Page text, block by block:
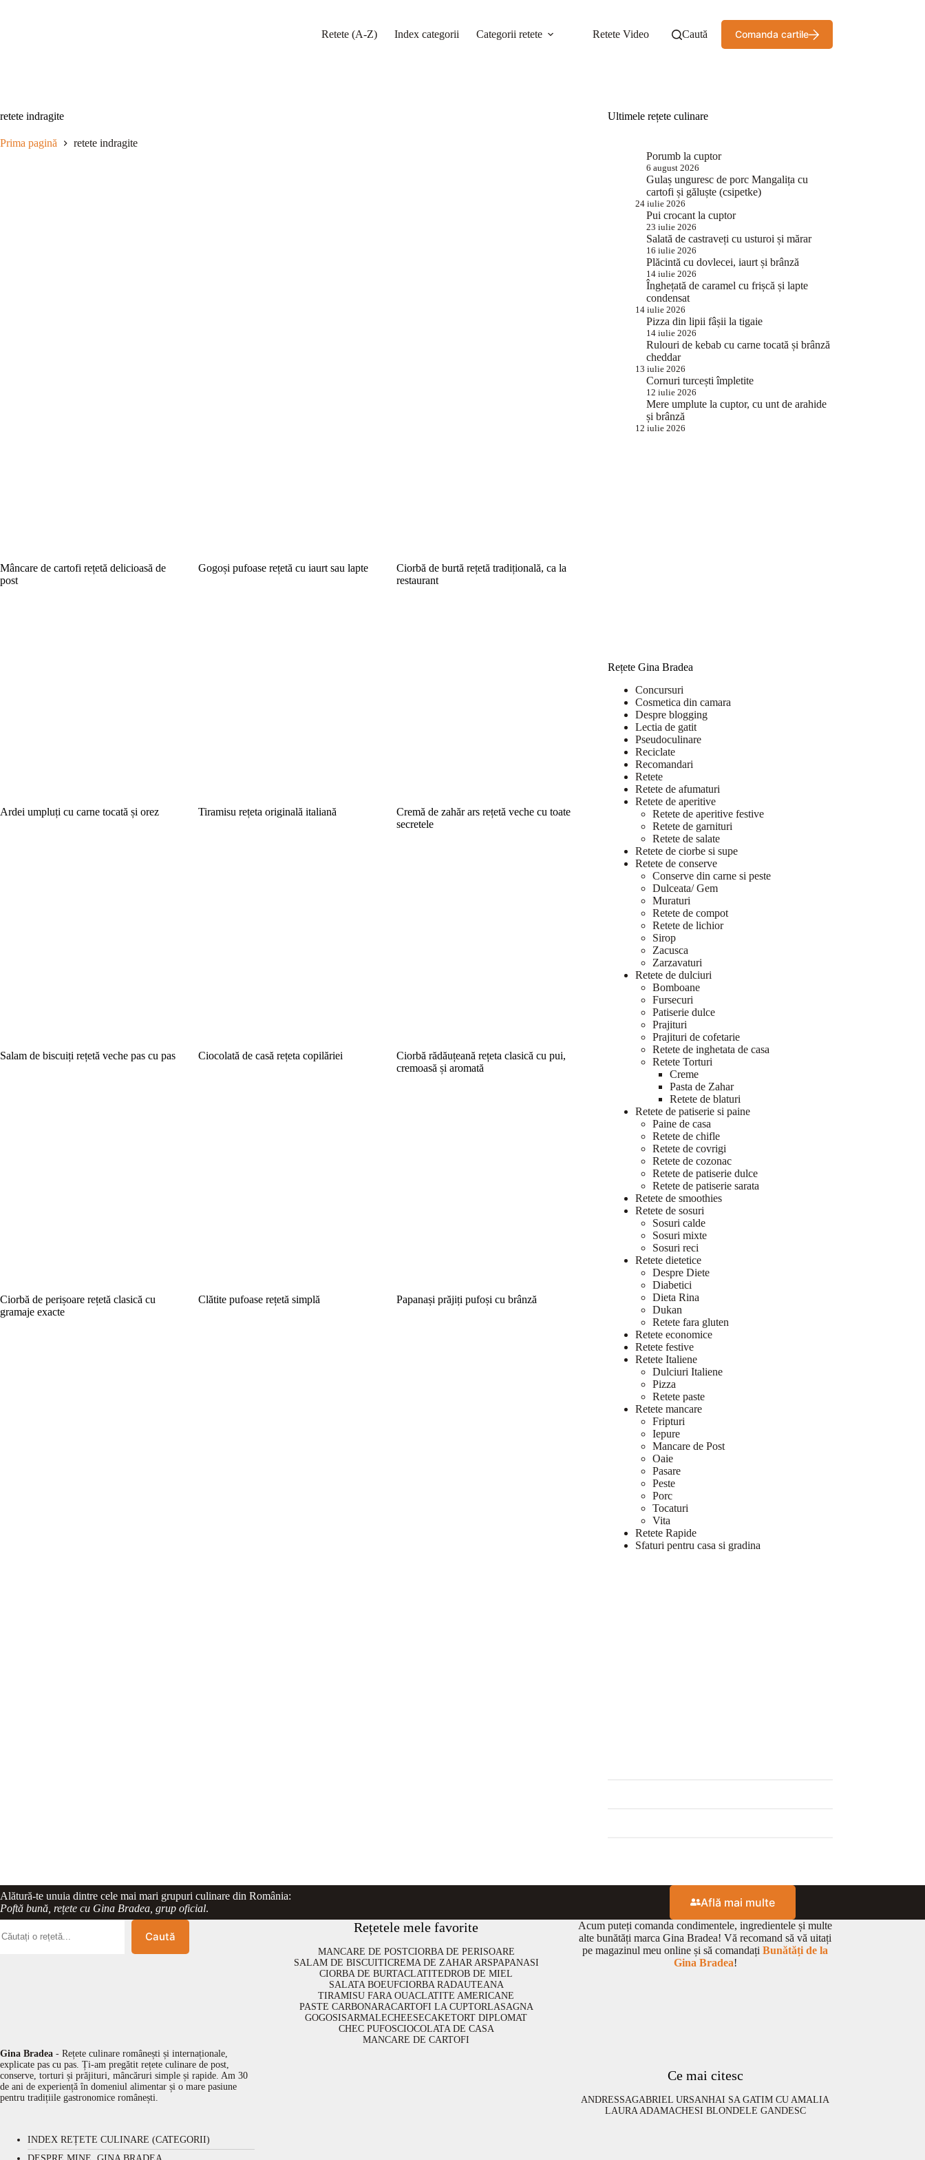
Retete (A-Z) Index categorii Categorii retete Retete Video Caută Comanda cartile
retete indragite
Prima pagină retete indragite
Mâncare de cartofi rețetă delicioasă de
post
Gogoși pufoase rețetă cu iaurt sau lapte
Ciorbă de burtă rețetă tradițională, ca la
restaurant
Ardei umpluți cu carne tocată și orez Tiramisu rețeta originală italiană
Cremă de zahăr ars rețetă veche cu toate
secretele
Salam de biscuiți rețetă veche pas cu pas Ciocolată de casă rețeta copilăriei
Ciorbă rădăuțeană rețeta clasică cu pui,
cremoasă și aromată
Ciorbă de perișoare rețetă clasică cu
gramaje exacte
Clătite pufoase rețetă simplă Papanași prăjiți pufoși cu brânză
Ultimele rețete culinare
Porumb la cuptor
6 august 2026
Gulaș unguresc de porc Mangalița cu
cartofi și găluște (csipetke)
24 iulie 2026
Pui crocant la cuptor
23 iulie 2026
Salată de castraveți cu usturoi și mărar
16 iulie 2026
Plăcintă cu dovlecei, iaurt și brânză
14 iulie 2026
Înghețată de caramel cu frișcă și lapte
condensat
14 iulie 2026
Pizza din lipii fâșii la tigaie
14 iulie 2026
Rulouri de kebab cu carne tocată și brânză
cheddar
13 iulie 2026
Cornuri turcești împletite
12 iulie 2026
Mere umplute la cuptor, cu unt de arahide
și brânză
12 iulie 2026
Rețete Gina Bradea
Concursuri
Cosmetica din camara
Despre blogging
Lectia de gatit
Pseudoculinare
Reciclate
Recomandari
Retete
Retete de afumaturi
Retete de aperitive
Retete de aperitive festive
Retete de garnituri
Retete de salate
Retete de ciorbe si supe
Retete de conserve
Conserve din carne si peste
Dulceata/ Gem
Muraturi
Retete de compot
Retete de lichior
Sirop
Zacusca
Zarzavaturi
Retete de dulciuri
Bomboane
Fursecuri
Patiserie dulce
Prajituri
Prajituri de cofetarie
Retete de inghetata de casa
Retete Torturi
Creme
Pasta de Zahar
Retete de blaturi
Retete de patiserie si paine
Paine de casa
Retete de chifle
Retete de covrigi
Retete de cozonac
Retete de patiserie dulce
Retete de patiserie sarata
Retete de smoothies
Retete de sosuri
Sosuri calde
Sosuri mixte
Sosuri reci
Retete dietetice
Despre Diete
Diabetici
Dieta Rina
Dukan
Retete fara gluten
Retete economice
Retete festive
Retete Italiene
Dulciuri Italiene
Pizza
Retete paste
Retete mancare
Fripturi
Iepure
Mancare de Post
Oaie
Pasare
Peste
Porc
Tocaturi
Vita
Retete Rapide
Sfaturi pentru casa si gradina
Alătură-te unuia dintre cele mai mari grupuri culinare din România:
Poftă bună, rețete cu Gina Bradea, grup oficial. Află mai multe
Caută
Gina Bradea - Rețete culinare românești și internaționale,
explicate pas cu pas. Ți-am pregătit rețete culinare de post,
conserve, torturi și prăjituri, mâncăruri simple și rapide. Am 30
de ani de experiență în domeniul alimentar și o mare pasiune
pentru tradițiile gastronomice românești.
INDEX REȚETE CULINARE (CATEGORII)
Rețetele mele favorite
MANCARE DE POSTCIORBA DE PERISOARE
SALAM DE BISCUITICREMA DE ZAHAR ARSPAPANASI
CIORBA DE BURTACLATITEDROB DE MIEL
SALATA BOEUFCIORBA RADAUTEANA
TIRAMISU FARA OUACLATITE AMERICANE
PASTE CARBONARACARTOFI LA CUPTORLASAGNA
GOGOSISARMALECHEESECAKETORT DIPLOMAT
CHEC PUFOSCIOCOLATA DE CASA
MANCARE DE CARTOFI
Acum puteți comanda condimentele, ingredientele și multe
alte bunătăți marca Gina Bradea! Vă recomand să vă uitați
pe magazinul meu online și să comandațiBunătăți de la
Gina Bradea!
Ce mai citesc
ANDRESSAGABRIEL URSANHAI SA GATIM CU AMALIA
LAURA ADAMACHESI BLONDELE GANDESC